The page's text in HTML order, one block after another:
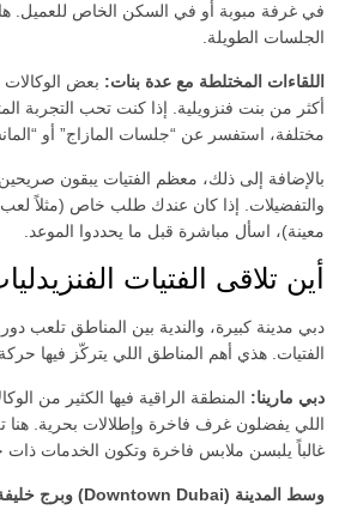
في غرفة مبوبة أو في السكن الخاص للعميل.
الجلسات الطويلة.
اللقاءات المختلطة مع عدة بنات: بعض الوكالات
أكثر من بنت فنزويلية. إذا كنت تحب التجربة
مختلفة، استفسر عن “جلسات المازاج” أو
بالإضافة إلى ذلك، معظم الفتيات يبقون
والتفضيلات. إذا كان عندك طلب خاص (مثلاً لعب
معينة)، اسأل مباشرة قبل ما يحددوا الموعد.
أين تلاقى الفتيات
دبي مدينة كبيرة، والندية بين المناطق تلعب
الفتيات. هذي أهم المناطق اللي يتركّز فيها حركة
دبي مارينا: المنطقة الراقية فيها الكثير من
اللي يفضلون غرف فاخرة وإطلالات بحرية. هنا
غالباً يلبسن ملابس فاخرة وتكون الخدمات ذات
وسط المدينة (Downtown Dubai) وبرج خليفة:
حجم الصدر